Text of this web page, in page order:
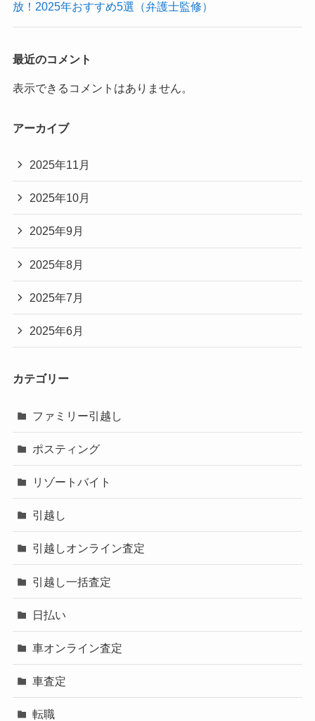
放！2025年おすすめ5選（弁護士監修）
最近のコメント
表示できるコメントはありません。
アーカイブ
2025年11月
2025年10月
2025年9月
2025年8月
2025年7月
2025年6月
カテゴリー
ファミリー引越し
ポスティング
リゾートバイト
引越し
引越しオンライン査定
引越し一括査定
日払い
車オンライン査定
車査定
転職